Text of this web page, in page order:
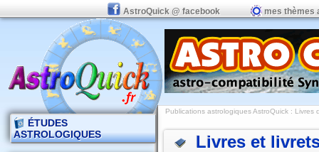
AstroQuick @ facebook mes thèmes
ÉTUDES
ASTROLOGIQUES
Publications astrologiques AstroQuick : Livres
Livres et